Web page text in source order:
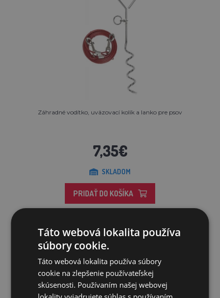
Záhradné vodítko, uväzovací kolík a lanko pre psov
7,35€
SKLADOM
PRIDAŤ DO KOŠÍKA
Táto webová lokalita používa
súbory cookie.
Táto webová lokalita používa súbory
cookie na zlepšenie používateľskej
skúsenosti. Používaním našej webovej